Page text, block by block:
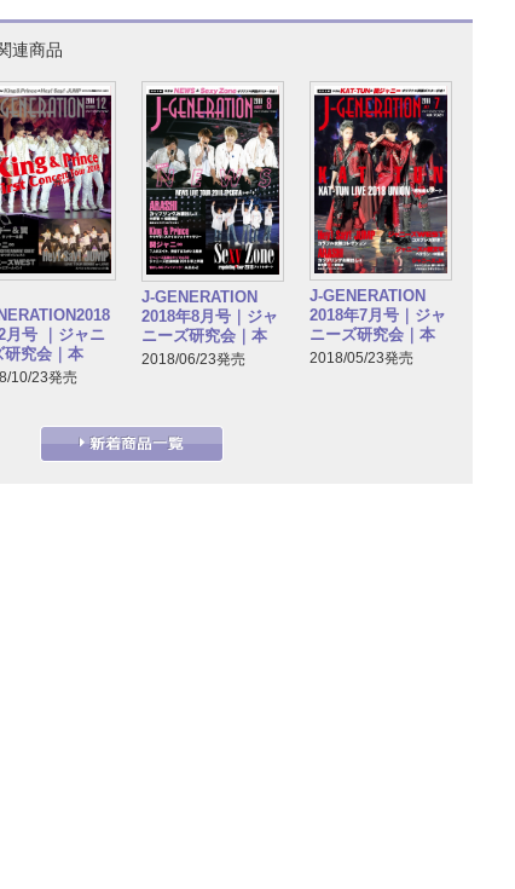
連商品
月号 ｜ジャニ
研究会｜本
10/23発売
J-GENERATION
2018年8月号｜ジャ
ニーズ研究会｜本
2018/06/23発売
J-GENERATION
2018年7月号｜ジャ
ニーズ研究会｜本
2018/05/23発売